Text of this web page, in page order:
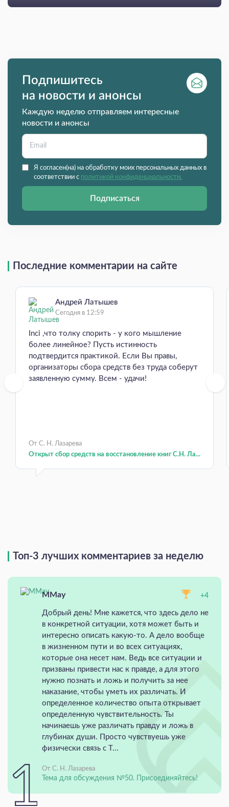
Подпишитесь
на новости и анонсы
Каждую неделю отправляем интересные
новости и анонсы
Я согласен(на) на обработку моих персональных данных в
соответствии с политикой конфиденциальности.
Подписаться
Последние комментарии на сайте
Андрей Латышев
Сегодня в 12:59
Inci ,что толку спорить - у кого мышление
более линейное? Пусть истинность
подтвердится практикой. Если Вы правы,
организаторы сбора средств без труда соберут
заявленную сумму. Всем - удачи!
От С. Н. Лазарева
Открыт сбор средств на восстановление книг С.Н. Ла...
Топ-3 лучших комментариев за неделю
MMay +4
Добрый день! Мне кажется, что здесь дело не
в конкретной ситуации, хотя может быть и
интересно описать какую-то. А дело вообще
в жизненном пути и во всех ситуациях,
которые она несет нам. Ведь все ситуации и
призваны привести нас к правде, а для этого
нужно познать и ложь и получить за нее
наказание, чтобы уметь их различать. И
определенное количество опыта открывает
определенную чувствительность. Ты
начинаешь уже различать правду и ложь в
глубинах души. Просто чувствуешь уже
физически связь с Т...
От С. Н. Лазарева
Тема для обсуждения №50. Присоединяйтесь!